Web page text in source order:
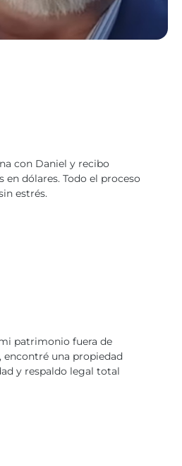
con Daniel y recibo
en dólares. Todo el proceso
estrés.
patrimonio fuera de
encontré una propiedad
y respaldo legal total